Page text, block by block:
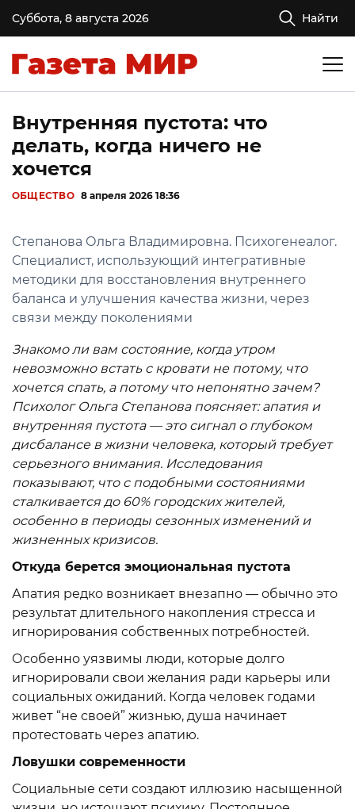
Суббота, 8 августа 2026 Найти
Внутренняя пустота: что
делать, когда ничего не
хочется
ОБЩЕСТВО 8 апреля 2026 18:36
Степанова Ольга Владимировна. Психогенеалог.
Специалист, использующий интегративные
методики для восстановления внутреннего
баланса и улучшения качества жизни, через
связи между поколениями
Знакомо ли вам состояние, когда утром
невозможно встать с кровати не потому, что
хочется спать, а потому что непонятно зачем?
Психолог Ольга Степанова поясняет: апатия и
внутренняя пустота — это сигнал о глубоком
дисбалансе в жизни человека, который требует
серьезного внимания. Исследования
показывают, что с подобными состояниями
сталкивается до 60% городских жителей,
особенно в периоды сезонных изменений и
жизненных кризисов.
Откуда берется эмоциональная пустота
Апатия редко возникает внезапно — обычно это
результат длительного накопления стресса и
игнорирования собственных потребностей.
Особенно уязвимы люди, которые долго
игнорировали свои желания ради карьеры или
социальных ожиданий. Когда человек годами
живет “не своей” жизнью, душа начинает
протестовать через апатию.
Ловушки современности
Социальные сети создают иллюзию насыщенной